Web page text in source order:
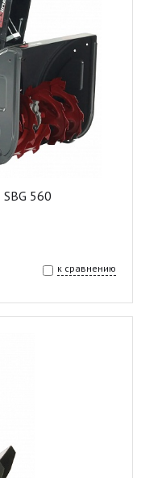
560
к сравнению